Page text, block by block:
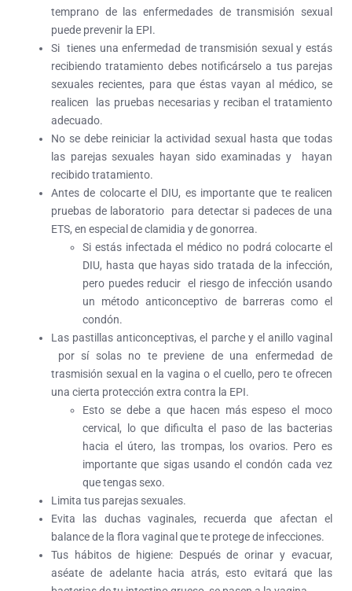
temprano de las enfermedades de transmisión sexual
puede prevenir la EPI.
Si tienes una enfermedad de transmisión sexual y estás
recibiendo tratamiento debes notificárselo a tus parejas
sexuales recientes, para que éstas vayan al médico, se
realicen las pruebas necesarias y reciban el tratamiento
adecuado.
No se debe reiniciar la actividad sexual hasta que todas
las parejas sexuales hayan sido examinadas y hayan
recibido tratamiento.
Antes de colocarte el DIU, es importante que te realicen
pruebas de laboratorio para detectar si padeces de una
ETS, en especial de clamidia y de gonorrea.
Si estás infectada el médico no podrá colocarte el
DIU, hasta que hayas sido tratada de la infección,
pero puedes reducir el riesgo de infección usando
un método anticonceptivo de barreras como el
condón.
Las pastillas anticonceptivas, el parche y el anillo vaginal
por sí solas no te previene de una enfermedad de
trasmisión sexual en la vagina o el cuello, pero te ofrecen
una cierta protección extra contra la EPI.
Esto se debe a que hacen más espeso el moco
cervical, lo que dificulta el paso de las bacterias
hacia el útero, las trompas, los ovarios. Pero es
importante que sigas usando el condón cada vez
que tengas sexo.
Limita tus parejas sexuales.
Evita las duchas vaginales, recuerda que afectan el
balance de la flora vaginal que te protege de infecciones.
Tus hábitos de higiene: Después de orinar y evacuar,
aséate de adelante hacia atrás, esto evitará que las